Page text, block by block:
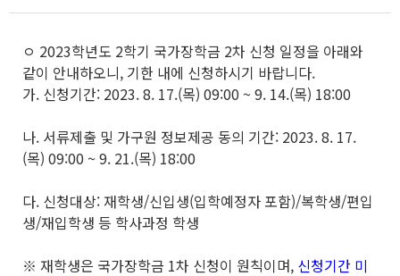
ㅇ 2023학년도 2학기 국가장학금 2차 신청 일정을 아래와
같이 안내하오니, 기한 내에 신청하시기 바랍니다.
가. 신청기간: 2023. 8. 17.(목) 09:00 ~ 9. 14.(목) 18:00
나. 서류제출 및 가구원 정보제공 동의 기간: 2023. 8. 17.
(목) 09:00 ~ 9. 21.(목) 18:00
다. 신청대상: 재학생/신입생(입학예정자 포함)/복학생/편입
생/재입학생 등 학사과정 학생
※ 재학생은 국가장학금 1차 신청이 원칙이며, 신청기간 미